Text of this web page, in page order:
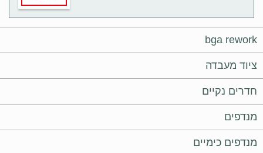
bga rework
ציוד מעבדה
חדרים נקיים
מנדפים
מנדפים כימיים